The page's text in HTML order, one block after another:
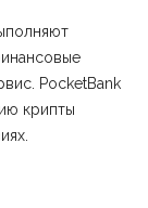
PocketBank
крипты